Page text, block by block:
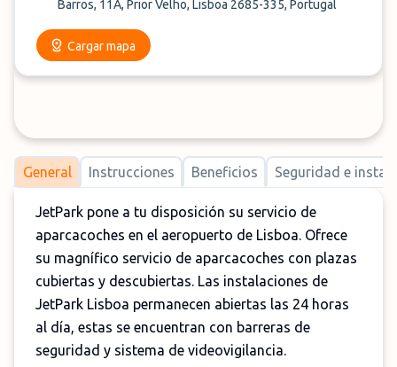
Barros, 11A, Prior Velho, Lisboa 2685-335, Portugal
Cargar mapa
General Instrucciones Beneficios Seguridad e
JetPark pone a tu disposición su servicio de
aparcacoches en el aeropuerto de Lisboa. Ofrece
su magnífico servicio de aparcacoches con plazas
cubiertas y descubiertas. Las instalaciones de
JetPark Lisboa permanecen abiertas las 24 horas
al día, estas se encuentran con barreras de
seguridad y sistema de videovigilancia.